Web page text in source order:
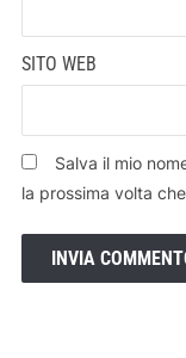
SITO WEB
Salva il mio
la prossima volta